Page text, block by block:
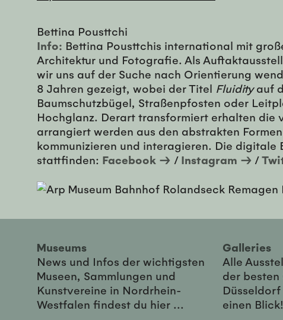
Bettina Pousttchi
Info: Bettina Pousttchis international mit
Architektur und Fotografie. Als
wir uns auf der Suche nach Orientierung
8 Jahren gezeigt, wobei der Titel Fluidityauf
Baumschutzbügel, Straßenpfosten oder
Hochglanz. Derart transformiert erhalten die
arrangiert werden aus den abstrakten
kommunizieren und interagieren. Die digitale
stattfinden: Facebook → / Instagram → /
Museums
News und Infos der wichtigsten
Museen, Sammlungen und
Kunstvereine in Nordrhein-
Westfalen findest du hier ...
Galleries
Alle
der besten
einen Blick!